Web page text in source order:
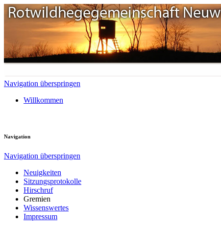
Navigation überspringen
Willkommen
Navigation
Navigation überspringen
Neuigkeiten
Sitzungsprotokolle
Hirschruf
Gremien
Wissenswertes
Impressum